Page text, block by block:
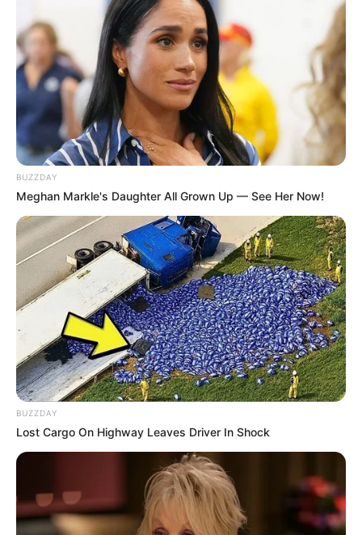
BUZZDAY
Meghan Markle's Daughter All Grown Up — See Her Now!
BUZZDAY
Lost Cargo On Highway Leaves Driver In Shock